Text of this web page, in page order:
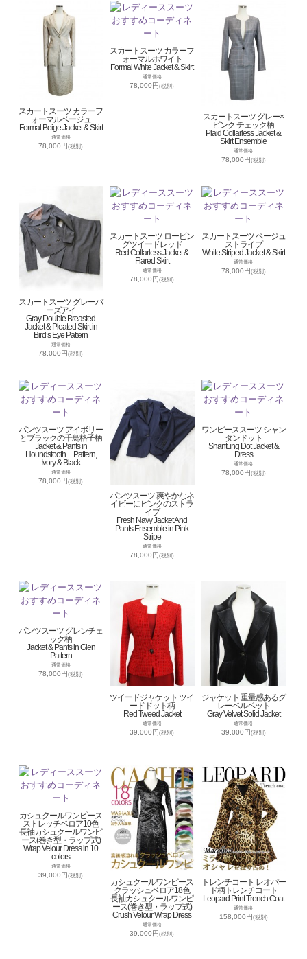
スカートスーツ カラーフ
ォーマルベージュ
Formal Beige Jacket & Skirt
通常価格
78,000円(税別)
スカートスーツ カラーフ
ォーマルホワイト
Formal White Jacket & Skirt
通常価格
78,000円(税別)
スカートスーツ グレー×
ピンク チェック柄
Plaid Collarless Jacket &
Skirt Ensemble
通常価格
78,000円 (税別)
スカートスーツ グレーバ
ーズアイ
Gray Double Breasted
Jacket & Pleated Skirt in
Bird’s Eye Pattern
通常価格
78,000円(税別)
スカートスーツ ロービン
グツイードレッド
Red Collarless Jacket &
Flared Skirt
通常価格
78,000円(税別)
スカートスーツ ベージュ
ストライプ
White Striped Jacket & Skirt
通常価格
78,000円(税別)
パンツスーツ アイボリー
とブラックの千鳥格子柄
Jacket & Pants in
Houndstooth Pattern,
Ivory & Black
通常価格
78,000円(税別)
パンツスーツ 爽やかなネ
イビーにピンクのストラ
イプ
Fresh Navy Jacket And
Pants Ensemble in Pink
Stripe
通常価格
78,000円(税別)
ワンピーススーツ シャン
タンドット
Shantung Dot Jacket &
Dress
通常価格
78,000円(税別)
パンツスーツ グレンチェ
ック柄
Jacket & Pants in Glen
Pattern
通常価格
78,000円(税別)
ツイードジャケット ツイ
ードドット柄
Red Tweed Jacket
通常価格
39,000円(税別)
ジャケット 重量感あるグ
レーベルベット
Gray Velvet Solid Jacket
通常価格
39,000円(税別)
カシュクールワンピース
ストレッチベロア10色
長袖カシュクールワンピ
ース(巻き型・ラップ式)
Wrap Velour Dress in 10
colors
通常価格
39,000円(税別)
カシュクールワンピース
クラッシュベロア18色
長袖カシュクールワンピ
ース(巻き型・ラップ式)
Crush Velour Wrap Dress
通常価格
39,000円(税別)
トレンチコート レオパー
ド柄トレンチコート
Leopard Print Trench Coat
通常価格
158,000円(税別)